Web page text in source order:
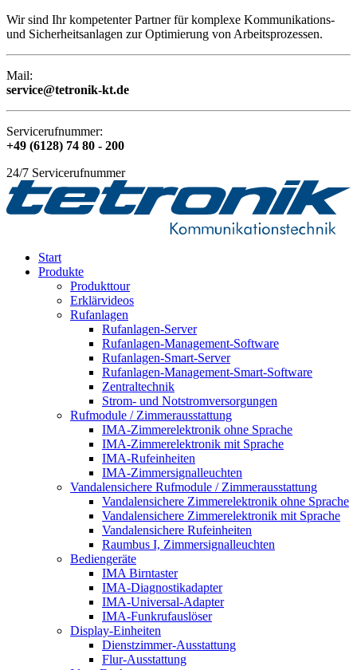
Wir sind Ihr kompetenter Partner für komplexe Kommunikations-
und Sicherheitsanlagen zur Optimierung von Arbeitsprozessen.
Mail:
service@tetronik-kt.de
Servicerufnummer:
+49 (6128) 74 80 - 200
24/7 Servicerufnummer
Start
Produkte
Produkttour
Erklärvideos
Rufanlagen
Rufanlagen-Server
Rufanlagen-Management-Software
Rufanlagen-Smart-Server
Rufanlagen-Management-Smart-Software
Zentraltechnik
Strom- und Notstromversorgungen
Rufmodule / Zimmerausstattung
IMA-Zimmerelektronik ohne Sprache
IMA-Zimmerelektronik mit Sprache
IMA-Rufeinheiten
IMA-Zimmersignalleuchten
Vandalensichere Rufmodule / Zimmerausstattung
Vandalensichere Zimmerelektronik ohne Sprache
Vandalensichere Zimmerelektronik mit Sprache
Vandalensichere Rufeinheiten
Raumbus I, Zimmersignalleuchten
Bediengeräte
IMA Birntaster
IMA-Diagnostikadapter
IMA-Universal-Adapter
IMA-Funkrufauslöser
Display-Einheiten
Dienstzimmer-Ausstattung
Flur-Ausstattung